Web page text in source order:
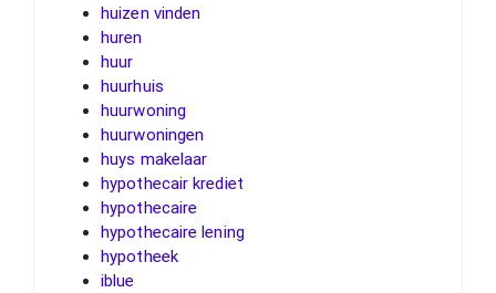
huizen vinden
huren
huur
huurhuis
huurwoning
huurwoningen
huys makelaar
hypothecair krediet
hypothecaire
hypothecaire lening
hypotheek
iblue